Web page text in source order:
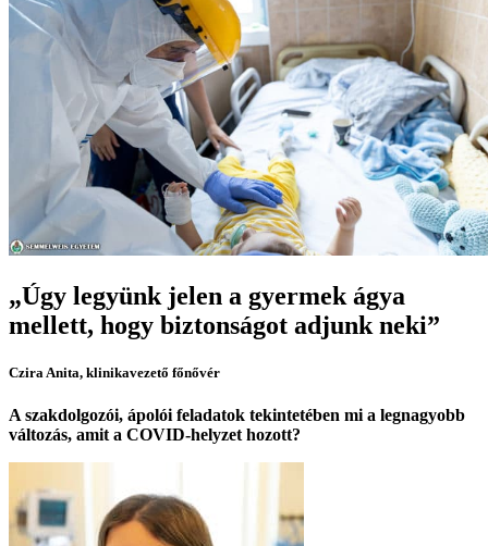
„Úgy legyünk jelen a gyermek ágya
mellett, hogy biztonságot adjunk neki”
Czira Anita, klinikavezető főnővér
A szakdolgozói, ápolói feladatok tekintetében mi a legnagyobb
változás, amit a COVID-helyzet hozott?